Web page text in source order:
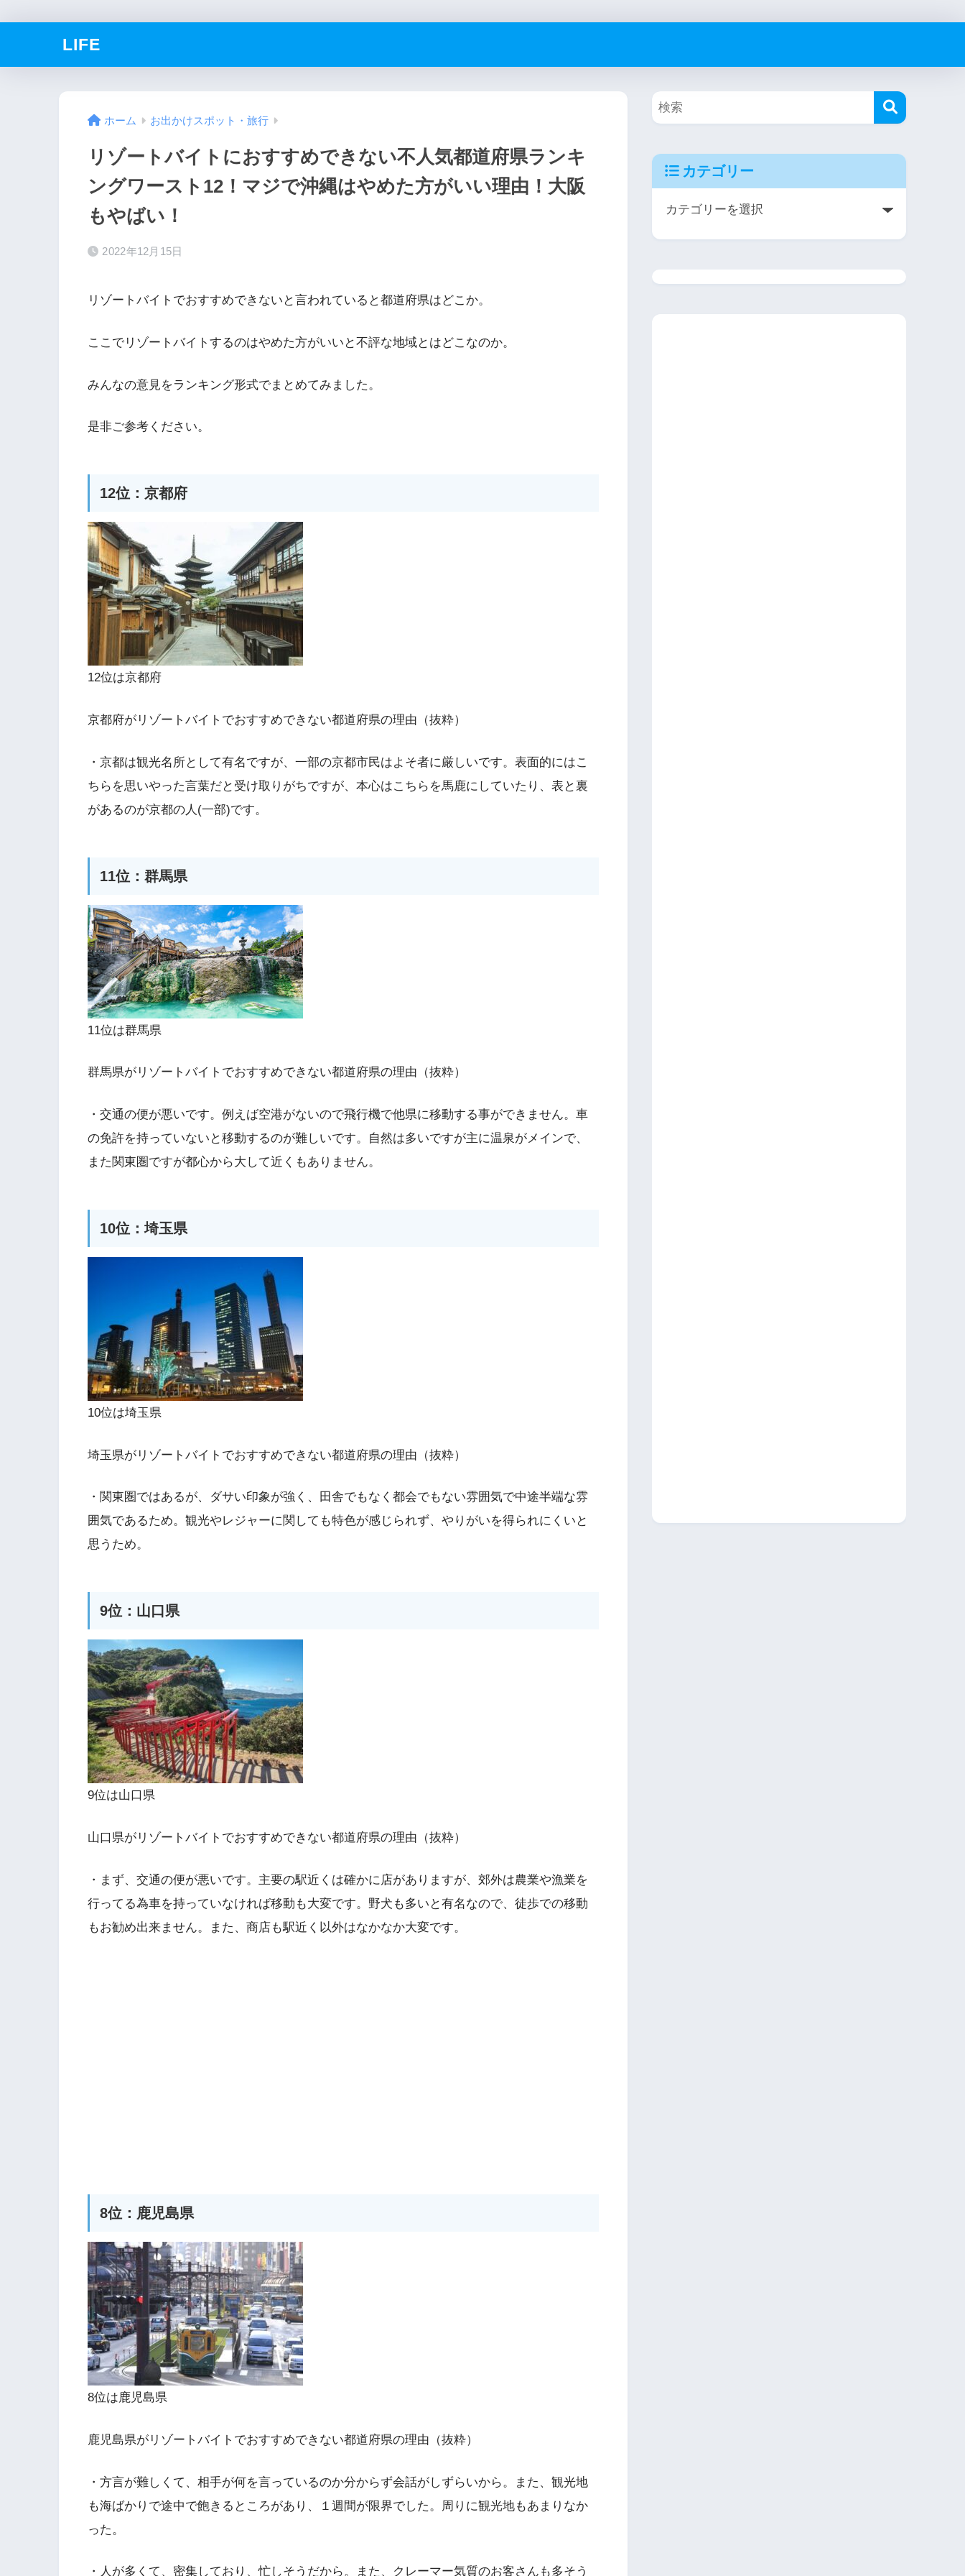
LIFE
ホーム お出かけスポット・旅行
リゾートバイトにおすすめできない不人気都道府県ランキ
ングワースト12！マジで沖縄はやめた方がいい理由！大阪
もやばい！
2022年12月15日
リゾートバイトでおすすめできないと言われていると都道府県はどこか。
ここでリゾートバイトするのはやめた方がいいと不評な地域とはどこなのか。
みんなの意見をランキング形式でまとめてみました。
是非ご参考ください。
12位：京都府
12位は京都府
京都府がリゾートバイトでおすすめできない都道府県の理由（抜粋）
・京都は観光名所として有名ですが、一部の京都市民はよそ者に厳しいです。表面的にはこ
ちらを思いやった言葉だと受け取りがちですが、本心はこちらを馬鹿にしていたり、表と裏
があるのが京都の人(一部)です。
11位：群馬県
11位は群馬県
群馬県がリゾートバイトでおすすめできない都道府県の理由（抜粋）
・交通の便が悪いです。例えば空港がないので飛行機で他県に移動する事ができません。車
の免許を持っていないと移動するのが難しいです。自然は多いですが主に温泉がメインで、
また関東圏ですが都心から大して近くもありません。
10位：埼玉県
10位は埼玉県
埼玉県がリゾートバイトでおすすめできない都道府県の理由（抜粋）
・関東圏ではあるが、ダサい印象が強く、田舎でもなく都会でもない雰囲気で中途半端な雰
囲気であるため。観光やレジャーに関しても特色が感じられず、やりがいを得られにくいと
思うため。
9位：山口県
9位は山口県
山口県がリゾートバイトでおすすめできない都道府県の理由（抜粋）
・まず、交通の便が悪いです。主要の駅近くは確かに店がありますが、郊外は農業や漁業を
行ってる為車を持っていなければ移動も大変です。野犬も多いと有名なので、徒歩での移動
もお勧め出来ません。また、商店も駅近く以外はなかなか大変です。
8位：鹿児島県
8位は鹿児島県
鹿児島県がリゾートバイトでおすすめできない都道府県の理由（抜粋）
・方言が難しくて、相手が何を言っているのか分からず会話がしずらいから。また、観光地
も海ばかりで途中で飽きるところがあり、１週間が限界でした。周りに観光地もあまりなか
った。
・人が多くて、密集しており、忙しそうだから。また、クレーマー気質のお客さんも多そう
カテゴリー